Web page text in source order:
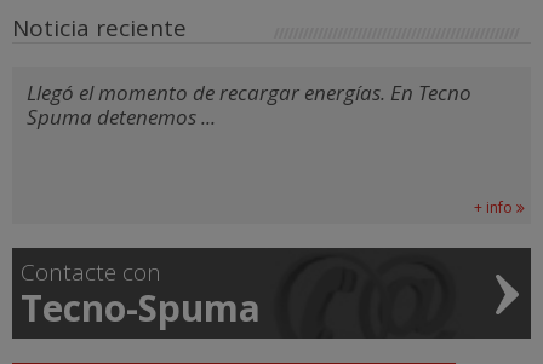
Noticia reciente
Llegó el momento de recargar energías. En Tecno
Spuma detenemos ...
+ info
Contacte con
Tecno-Spuma